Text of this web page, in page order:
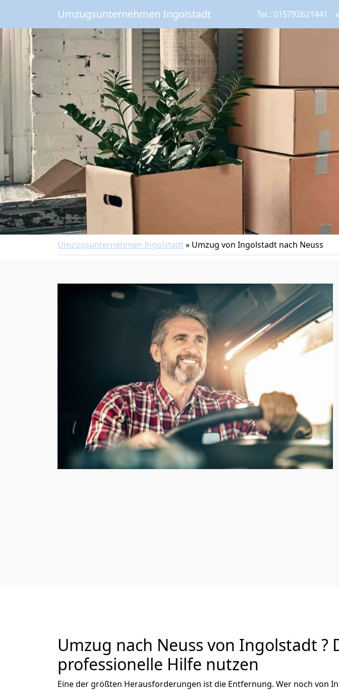
Umzugsunternehmen Ingolstadt Tel.: 015792621441
Umzugsunternehmen Ingolstadt» Umzug von Ingolstadt nach Neuss
Umzug nach Neuss von Ingolstadt ?
professionelle Hilfe nutzen
Eine der größten Herausforderungen ist die Entfernung. Wer noch von